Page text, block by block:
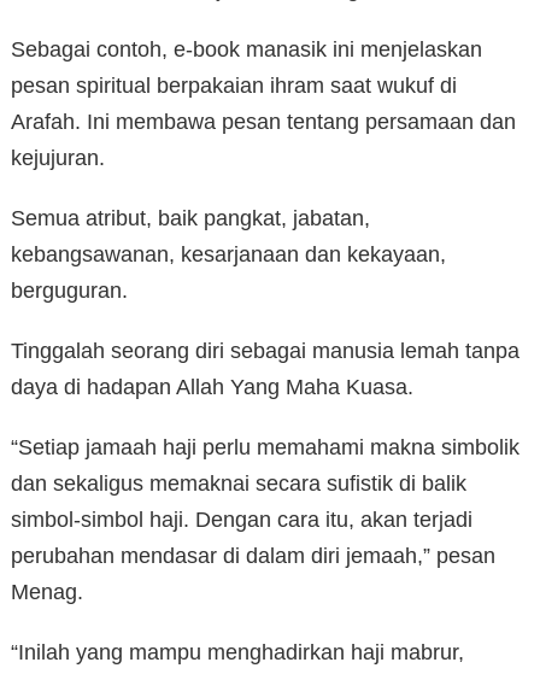
Sebagai contoh, e-book manasik ini menjelaskan
pesan spiritual berpakaian ihram saat wukuf di
Arafah. Ini membawa pesan tentang persamaan dan
kejujuran.
Semua atribut, baik pangkat, jabatan,
kebangsawanan, kesarjanaan dan kekayaan,
berguguran.
Tinggalah seorang diri sebagai manusia lemah tanpa
daya di hadapan Allah Yang Maha Kuasa.
“Setiap jamaah haji perlu memahami makna simbolik
dan sekaligus memaknai secara sufistik di balik
simbol-simbol haji. Dengan cara itu, akan terjadi
perubahan mendasar di dalam diri jemaah,” pesan
Menag.
“Inilah yang mampu menghadirkan haji mabrur,